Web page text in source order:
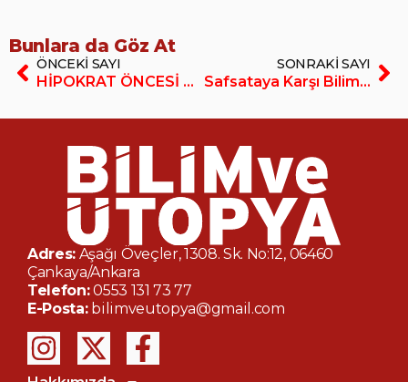
Bunlara da Göz At
ÖNCEKI SAYI
HİPOKRAT ÖNCESİ ANADOLU TIBBI (E-Dergi/PDF)
SONRAKI SAYI
Safsataya Karşı Bilim Hareketi (E-Dergi/PDF)
Adres: Aşağı Öveçler, 1308. Sk. No:12, 06460
Çankaya/Ankara
Telefon:0553 131 73 77
E-Posta: bilimveutopya@gmail.com